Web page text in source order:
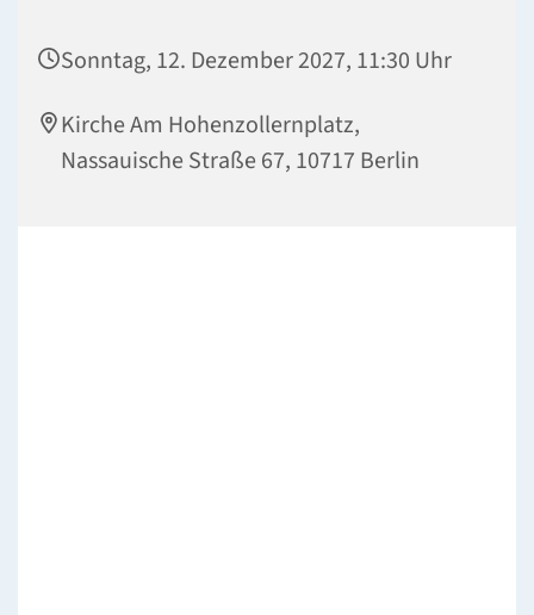
Sonntag, 12. Dezember 2027, 11:30 Uhr
Kirche Am Hohenzollernplatz,
Nassauische Straße 67, 10717 Berlin